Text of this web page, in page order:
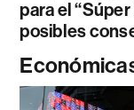
para el
posibles